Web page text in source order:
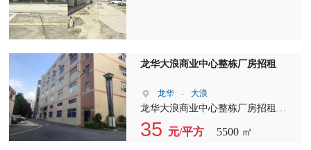
空置随时交付， 看中直接约谈价
龙华大浪商业中心整栋厂房招租
龙华 - 大浪
龙华大浪商业中心整栋厂房招租
【面积】每层1100㎡、共5层，共
5500㎡ 【层高】1楼层高6m、2楼至5
35 元/平方 5500 ㎡